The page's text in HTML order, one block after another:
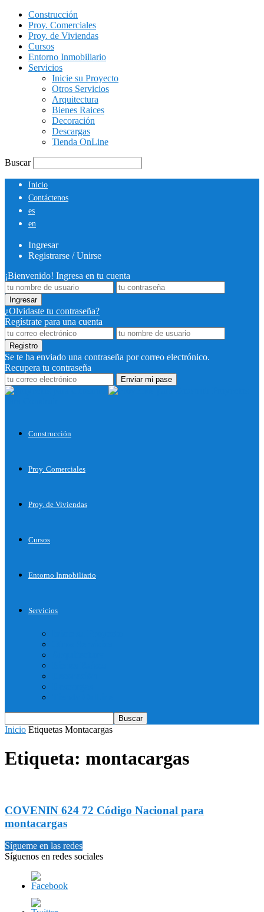
Construcción
Proy. Comerciales
Proy. de Viviendas
Cursos
Entorno Inmobiliario
Servicios
Inicie su Proyecto
Otros Servicios
Arquitectura
Bienes Raices
Decoración
Descargas
Tienda OnLine
Buscar
Inicio
Contáctenos
es
en
Ingresar
Registrarse / Unirse
¡Bienvenido! Ingresa en tu cuenta
¿Olvidaste tu contraseña?
Regístrate para una cuenta
Se te ha enviado una contraseña por correo electrónico.
Recupera tu contraseña
Construcción
Proy. Comerciales
Proy. de Viviendas
Cursos
Entorno Inmobiliario
Servicios
Inicio Etiquetas Montacargas
Etiqueta: montacargas
COVENIN 624 72 Código Nacional para
montacargas
Sígueme en las redes
Síguenos en redes sociales